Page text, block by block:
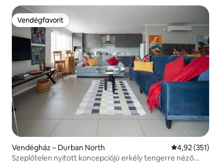
Vendégfavorit
Vendégfavorit
Vendégház – Durban North Átlagos
4,92 (351)
Szeplőtelen nyitott koncepciójú erkély tengerre néző